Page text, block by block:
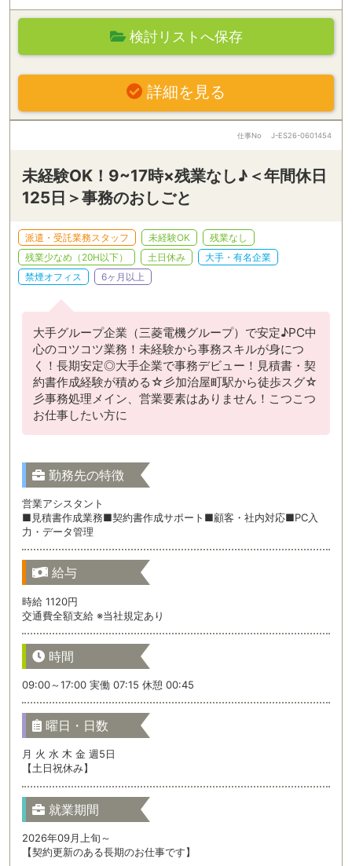
検討リストへ保存
詳細を見る
仕事No J-ES26-0601454
未経験OK！9~17時×残業なし♪＜年間休日
125日＞事務のおしごと
派遣・受託業務スタッフ 未経験OK
残業なし
残業少なめ（20H以下）
土日休み
大手・有名企業
禁煙オフィス
6ヶ月以上
大手グループ企業（三菱電機グループ）で安定♪PC中
心のコツコツ業務！未経験から事務スキルが身につ
く！長期安定◎大手企業で事務デビュー！見積書・契
約書作成経験が積める☆彡加治屋町駅から徒歩スグ☆
彡事務処理メイン、営業要素はありません！こつこつ
お仕事したい方に
勤務先の特徴
営業アシスタント
■見積書作成業務■契約書作成サポート■顧客・社内対応■PC入
力・データ管理
給与
時給 1120円
交通費全額支給 ※当社規定あり
時間
09:00～17:00 実働 07:15 休憩 00:45
曜日・日数
月 火 水 木 金 週5日
【土日祝休み】
就業期間
2026年09月上旬～
【契約更新のある長期のお仕事です】